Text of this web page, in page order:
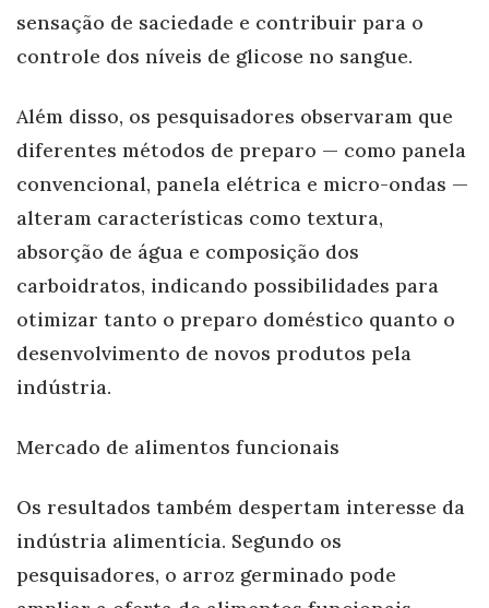
sensação de saciedade e contribuir para o
controle dos níveis de glicose no sangue.
Além disso, os pesquisadores observaram que
diferentes métodos de preparo — como panela
convencional, panela elétrica e micro-ondas —
alteram características como textura,
absorção de água e composição dos
carboidratos, indicando possibilidades para
otimizar tanto o preparo doméstico quanto o
desenvolvimento de novos produtos pela
indústria.
Mercado de alimentos funcionais
Os resultados também despertam interesse da
indústria alimentícia. Segundo os
pesquisadores, o arroz germinado pode